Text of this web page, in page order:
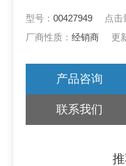
型号：00427949 点击
厂商性质：经销商 更
产品咨询
联系我们